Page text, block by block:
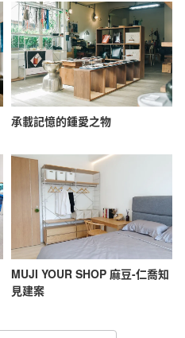
承載記憶的鍾愛之物
MUJI YOUR SHOP 麻豆-仁喬知
見建案